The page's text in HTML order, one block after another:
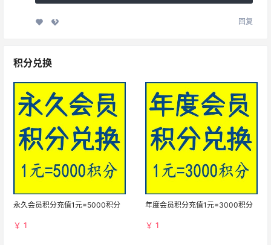
回复
积分兑换
永久会员积分充值1元=5000积分
￥ 1
年度会员积分充值1元=3000积分
￥ 1